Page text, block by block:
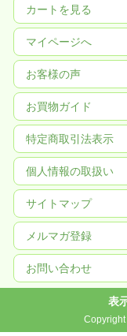
カートを見る
マイページへ
お客様の声
お買物ガイド
特定商取引法表示
個人情報の取扱い
サイトマップ
メルマガ登録
お問い合わせ
表